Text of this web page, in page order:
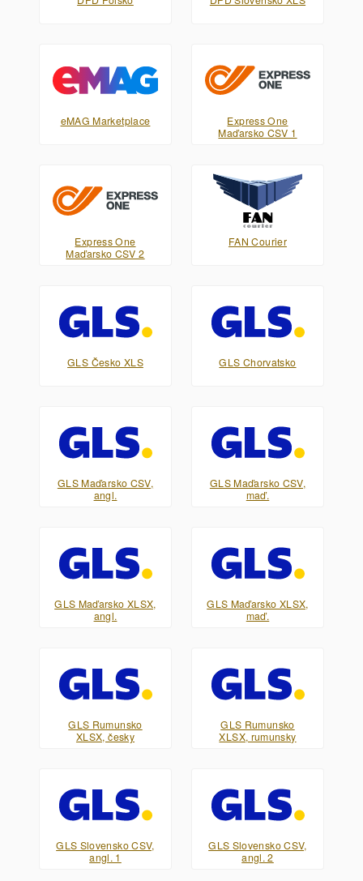
eMAG Marketplace
Express One
Maďarsko CSV 1
Express One
Maďarsko CSV 2
FAN Courier
GLS Česko XLS GLS Chorvatsko
GLS Maďarsko CSV,
angl.
GLS Maďarsko CSV,
maď.
GLS Maďarsko XLSX,
angl.
GLS Maďarsko XLSX,
maď.
GLS Rumunsko
XLSX, česky
GLS Rumunsko
XLSX, rumunsky
GLS Slovensko CSV,
angl. 1
GLS Slovensko CSV,
angl. 2